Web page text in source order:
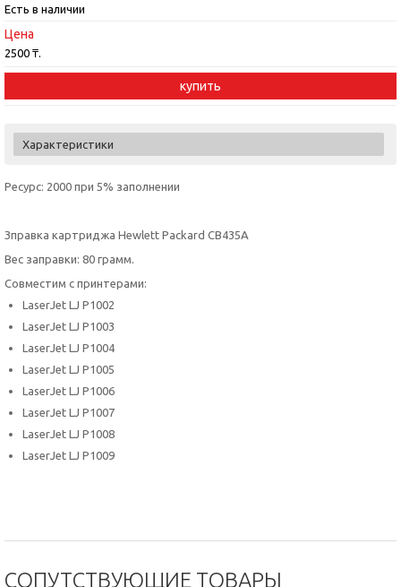
Есть в наличии
Цена
2500 ₸.
купить
Характеристики
Ресурс: 2000 при 5% заполнении
Зправка картриджа Hewlett Packard CB435A
Вес заправки: 80 грамм.
Совместим с принтерами:
LaserJet LJ P1002
LaserJet LJ P1003
LaserJet LJ P1004
LaserJet LJ P1005
LaserJet LJ P1006
LaserJet LJ P1007
LaserJet LJ P1008
LaserJet LJ P1009
СОПУТСТВУЮЩИЕ ТОВАРЫ